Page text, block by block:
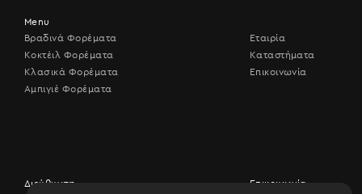
Menu
Βραδινά Φορέματα
Κοκτέιλ Φορέματα
Κλασικά Φορέματα
Αμπιγιέ Φορέματα
Εταιρία
Καταστήματα
Επικοινωνία
Διεύθυνση
Επικοινωνία